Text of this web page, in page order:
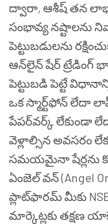
ద్వారా, ఆశీష్ తన
సంభావ్య నష్టాలను
పెట్టుబడులను
ఆన్‌లైన్ షేర్ ట్రేడింగ్
పెట్టుబడి పెట్టే
ఒక స్మార్ట్‌ఫోన్ లేదా
పేపర్‌వర్క్ లేకుండా
వెళ్లాల్సిన అవసరం
సమయమైనా షేర్లను
ఏంజెల్ వన్ (Angel
ప్లాట్‌ఫారమ్ మీకు
మార్కెట్లకు తక్షణ